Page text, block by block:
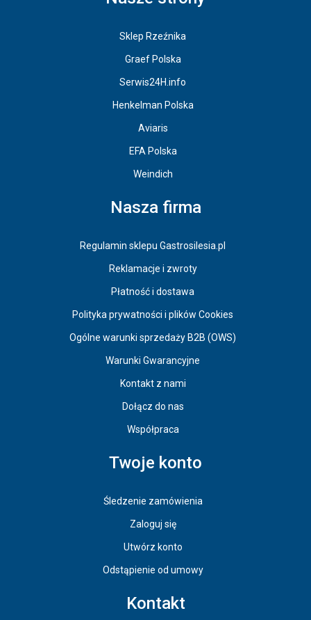
Sklep Rzeźnika
Graef Polska
Serwis24H.info
Henkelman Polska
Aviaris
EFA Polska
Weindich
Nasza firma
Regulamin sklepu Gastrosilesia.pl
Reklamacje i zwroty
Płatność i dostawa
Polityka prywatności i plików Cookies
Ogólne warunki sprzedaży B2B (OWS)
Warunki Gwarancyjne
Kontakt z nami
Dołącz do nas
Współpraca
Twoje konto
Śledzenie zamówienia
Zaloguj się
Utwórz konto
Odstąpienie od umowy
Kontakt